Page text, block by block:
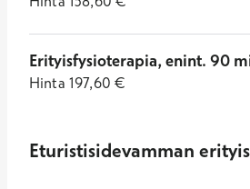
Erityisfysioterapia, enint. 90
Hinta 197,60 €
Eturistisidevamman